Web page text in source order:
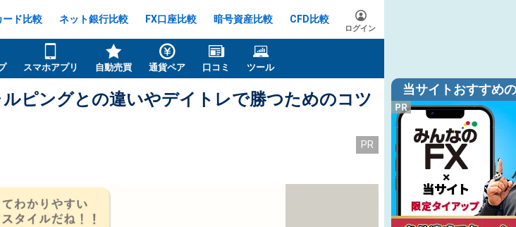
ード比較 ネット銀行比較 FX口座比較 暗号資産比較 CFD比較
ログイン
スマホアプリ 自動売買 通貨ペア 口コミ ツール
ピングとの違いやデイトレで勝つためのコツ
PR
当サイトおすすめ